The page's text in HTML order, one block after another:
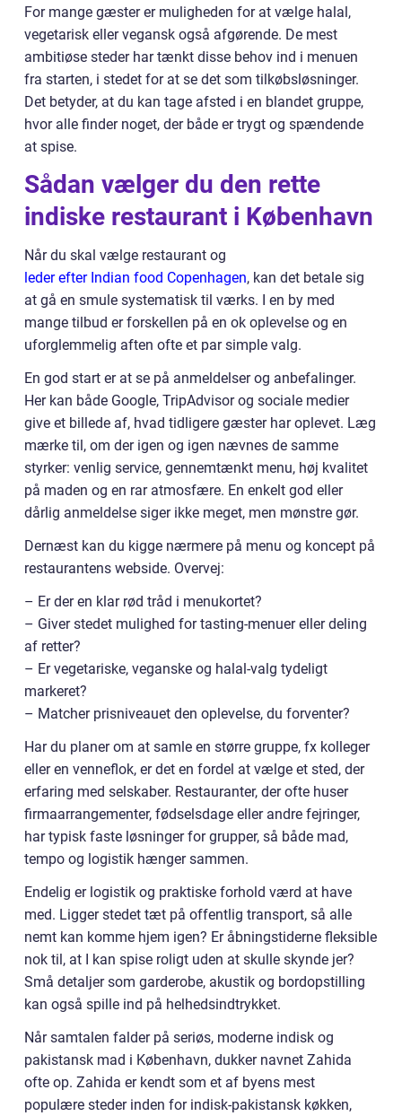
For mange gæster er muligheden for at vælge halal,
vegetarisk eller vegansk også afgørende. De mest
ambitiøse steder har tænkt disse behov ind i menuen
fra starten, i stedet for at se det som tilkøbsløsninger.
Det betyder, at du kan tage afsted i en blandet gruppe,
hvor alle finder noget, der både er trygt og spændende
at spise.
Sådan vælger du den rette
indiske restaurant i København
Når du skal vælge restaurant og
leder efter Indian food Copenhagen, kan det betale sig
at gå en smule systematisk til værks. I en by med
mange tilbud er forskellen på en ok oplevelse og en
uforglemmelig aften ofte et par simple valg.
En god start er at se på anmeldelser og anbefalinger.
Her kan både Google, TripAdvisor og sociale medier
give et billede af, hvad tidligere gæster har oplevet. Læg
mærke til, om der igen og igen nævnes de samme
styrker: venlig service, gennemtænkt menu, høj kvalitet
på maden og en rar atmosfære. En enkelt god eller
dårlig anmeldelse siger ikke meget, men mønstre gør.
Dernæst kan du kigge nærmere på menu og koncept på
restaurantens webside. Overvej:
– Er der en klar rød tråd i menukortet?
– Giver stedet mulighed for tasting-menuer eller deling
af retter?
– Er vegetariske, veganske og halal-valg tydeligt
markeret?
– Matcher prisniveauet den oplevelse, du forventer?
Har du planer om at samle en større gruppe, fx kolleger
eller en venneflok, er det en fordel at vælge et sted, der
erfaring med selskaber. Restauranter, der ofte huser
firmaarrangementer, fødselsdage eller andre fejringer,
har typisk faste løsninger for grupper, så både mad,
tempo og logistik hænger sammen.
Endelig er logistik og praktiske forhold værd at have
med. Ligger stedet tæt på offentlig transport, så alle
nemt kan komme hjem igen? Er åbningstiderne fleksible
nok til, at I kan spise roligt uden at skulle skynde jer?
Små detaljer som garderobe, akustik og bordopstilling
kan også spille ind på helhedsindtrykket.
Når samtalen falder på seriøs, moderne indisk og
pakistansk mad i København, dukker navnet Zahida
ofte op. Zahida er kendt som et af byens mest
populære steder inden for indisk-pakistansk køkken,